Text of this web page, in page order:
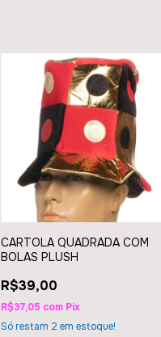
CARTOLA QUADRADA COM
BOLAS PLUSH
R$39,00
R$37,05 com Pix
Só restam 2 em estoque!